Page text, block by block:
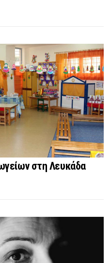
στη Λευκάδα